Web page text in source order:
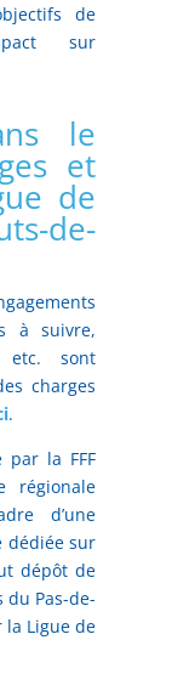
de
sur
le
et
de
de-
à suivre,
etc. sont
charges
.
par la FFF
régionale
d’une
dédiée sur
dépôt de
du Pas-de-
la Ligue de